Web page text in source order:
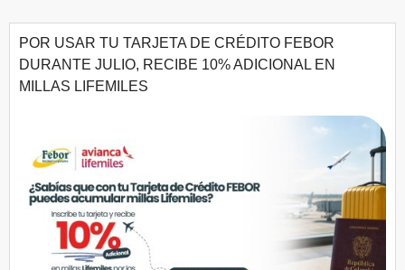
POR USAR TU TARJETA DE CRÉDITO FEBOR
DURANTE JULIO, RECIBE 10% ADICIONAL EN
MILLAS LIFEMILES